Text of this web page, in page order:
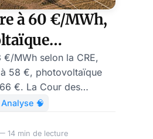
à 60 €/MWh,
à 266 € : ce
la Cour des
MWh selon la CRE,
58 €, photovoltaïque
€. La Cour des
à 26,3 milliards
Analyse 🧠
14 min de lecture